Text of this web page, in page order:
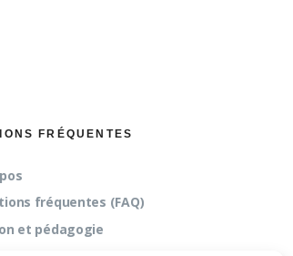
FRÉQUENTES
fréquentes (FAQ)
et pédagogie